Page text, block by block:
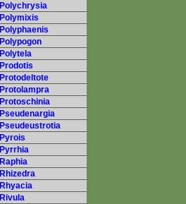
Polychrysia
Polymixis
Polyphaenis
Polypogon
Polytela
Prodotis
Protodeltote
Protolampra
Protoschinia
Pseudenargia
Pseudeustrotia
Pyrois
Pyrrhia
Raphia
Rhizedra
Rhyacia
Rivula